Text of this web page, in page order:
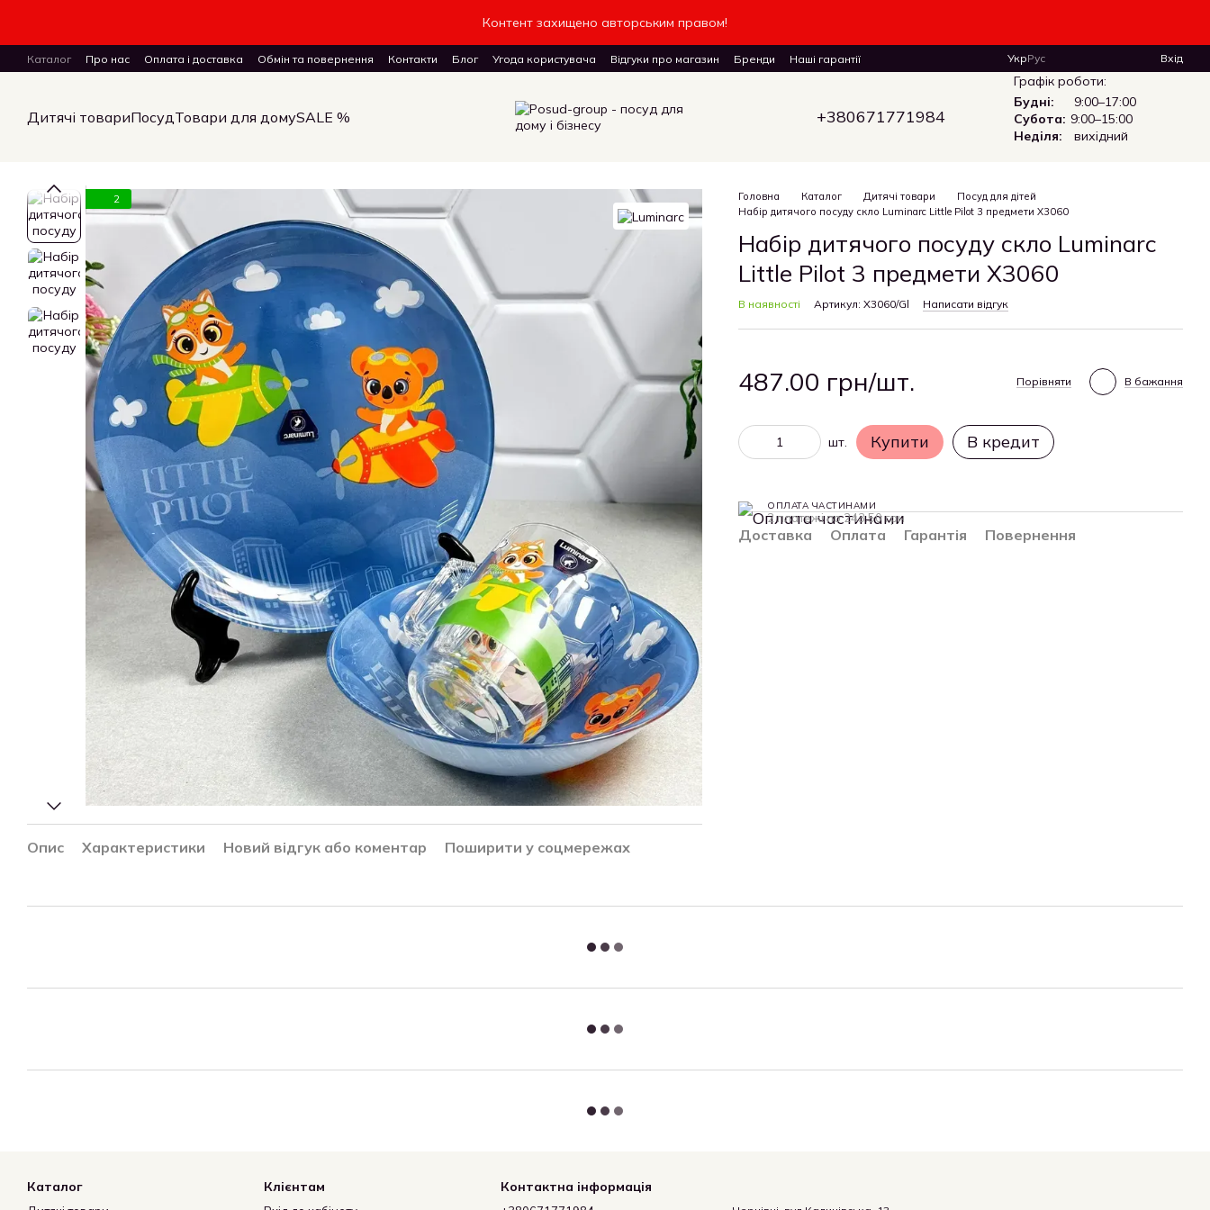
Контент захищено авторським правом!
Каталог Про нас Оплата і доставка Обмін та повернення Контакти Блог Угода користувача Відгуки про магазин Бренди
Наші гарантії
ПУБЛІЧНИЙ ДОГОВІР (ОФЕРТА) на замовлення, купівлю-продаж і доставку товарів
УкрРус Вхід
Дитячі товариПосудТовари для домуSALE % +380671771984
Графік роботи:
Будні:
9:00–17:00
Субота: 9:00–15:00
Неділя:
вихідний
2
Опис Характеристики Новий відгук або коментар Поширити у соцмережах
Головна Каталог Дитячі товари
Посуд для дітей
Набір дитячого посуду скло Luminarc Little Pilot 3 предмети X3060
Набір дитячого посуду скло Luminarc
Little Pilot 3 предмети X3060
В наявності Артикул: X3060/Gl Написати відгук
487.00 грн/шт. Порівняти В бажання
шт. Купити В кредит
ОПЛАТА ЧАСТИНАМИ
2 платежі по 243.50 грн
Доставка Оплата Гарантія Повернення
Каталог Клієнтам Контактна інформація